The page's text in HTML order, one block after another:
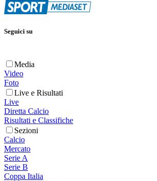
Seguici su
Media
Video
Foto
Live e Risultati
Live
Diretta Calcio
Risultati e Classifiche
Sezioni
Calcio
Mercato
Serie A
Serie B
Coppa Italia